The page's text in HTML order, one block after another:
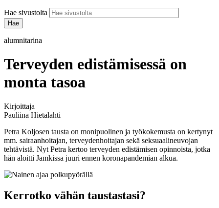
Hae sivustolta
alumnitarina
Terveyden edistämisessä on
monta tasoa
Kirjoittaja
Pauliina Hietalahti
Petra Koljosen tausta on monipuolinen ja työkokemusta on kertynyt
mm. sairaanhoitajan, terveydenhoitajan sekä seksuaalineuvojan
tehtävistä. Nyt Petra kertoo terveyden edistämisen opinnoista, jotka
hän aloitti Jamkissa juuri ennen koronapandemian alkua.
Kerrotko vähän taustastasi?